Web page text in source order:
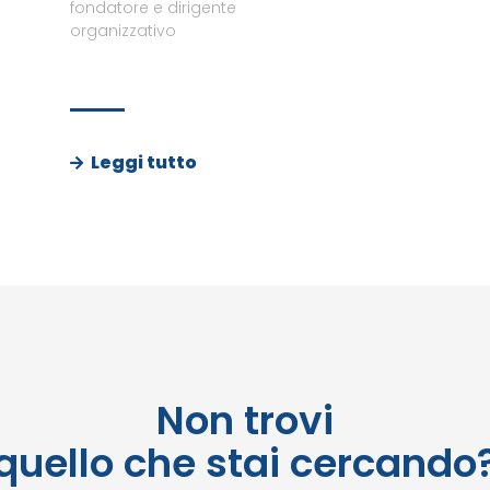
fondatore e dirigente
organizzativo
Leggi tutto
Non trovi
che stai